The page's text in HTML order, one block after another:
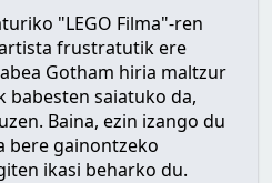
"LEGO Filma"-ren
frustratutik ere
Gotham hiria maltzur
saiatuko da,
Baina, ezin izango du
bere gainontzeko
ikasi beharko du.